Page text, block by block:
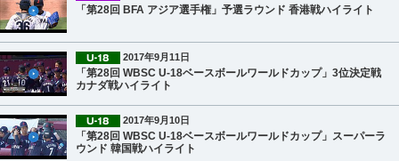
「第28回 BFA アジア選手権」予選ラウンド 香港戦ハイライト
2017年9月11日
「第28回 WBSC U-18ベースボールワールドカップ」3位決定戦
カナダ戦ハイライト
2017年9月10日
「第28回 WBSC U-18ベースボールワールドカップ」スーパーラ
ウンド 韓国戦ハイライト